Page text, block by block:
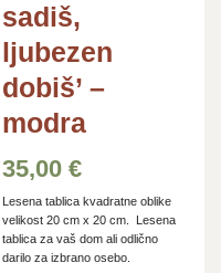
sadiš,
ljubezen
dobiš’ –
modra
35,00€
Lesena tablica kvadratne oblike
velikost 20 cm x 20 cm. Lesena
tablica za vaš dom ali odlično
darilo za izbrano osebo.